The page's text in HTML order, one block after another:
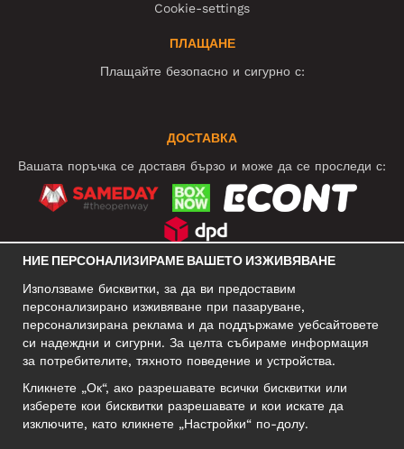
Cookie-settings
ПЛАЩАНЕ
Плащайте безопасно и сигурно с:
ДОСТАВКА
Вашата поръчка се доставя бързо и може да се проследи с:
БИЗНЕС АДРЕС
Narva mnt 5, EE-10117 Tallinn
Reg: 12356245
НИЕ ПЕРСОНАЛИЗИРАМЕ ВАШЕТО ИЗЖИВЯВАНЕ
Използваме бисквитки, за да ви предоставим
персонализирано изживяване при пазаруване,
персонализирана реклама и да поддържаме уебсайтовете
си надеждни и сигурни. За целта събираме информация
за потребителите, тяхното поведение и устройства.
Кликнете „Ок“, ако разрешавате всички бисквитки или
изберете кои бисквитки разрешавате и кои искате да
изключите, като кликнете „Настройки“ по-долу.